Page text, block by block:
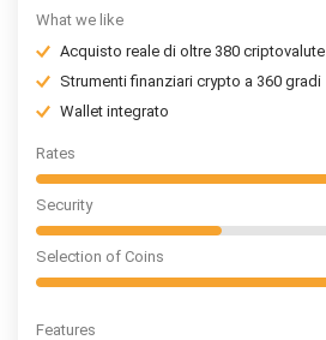
What we like
Acquisto reale di oltre 380 criptovalute
Strumenti finanziari crypto a 360 gradi
Wallet integrato
Rates
Security
Selection of Coins
Features